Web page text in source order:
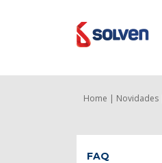
Home | Novidades
FAQ